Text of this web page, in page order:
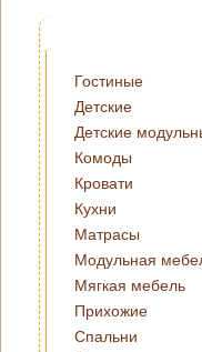
Гостиные
Детские
Детские
Комоды
Кровати
Кухни
Матрасы
Модульная
Мягкая мебель
Прихожие
Спальни